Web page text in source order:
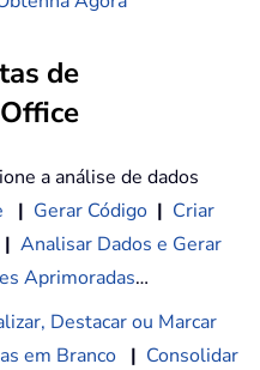
de
a análise de dados
| Gerar Código | Criar
| Analisar Dados e Gerar
Aprimoradas…
Destacar ou Marcar
em Branco | Consolidar